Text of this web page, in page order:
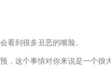
看到很多丑恶的嘴脸。
，这个事情对你来说是一个